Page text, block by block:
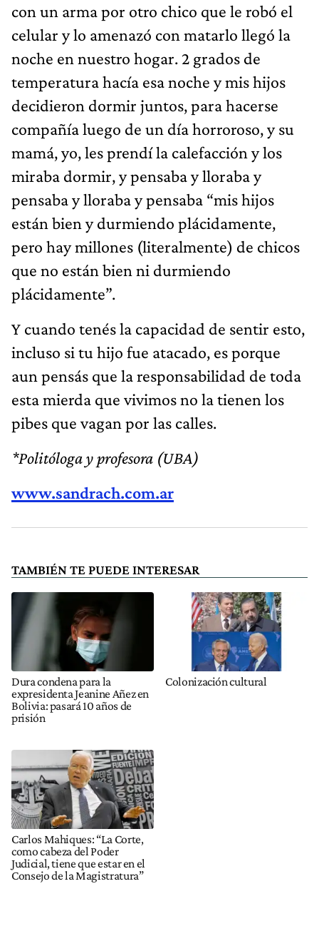
con un arma por otro chico que le robó el
celular y lo amenazó con matarlo llegó la
noche en nuestro hogar. 2 grados de
temperatura hacía esa noche y mis hijos
decidieron dormir juntos, para hacerse
compañía luego de un día horroroso, y su
mamá, yo, les prendí la calefacción y los
miraba dormir, y pensaba y lloraba y
pensaba y lloraba y pensaba “mis hijos
están bien y durmiendo plácidamente,
pero hay millones (literalmente) de chicos
que no están bien ni durmiendo
plácidamente”.
Y cuando tenés la capacidad de sentir esto,
incluso si tu hijo fue atacado, es porque
aun pensás que la responsabilidad de toda
esta mierda que vivimos no la tienen los
pibes que vagan por las calles.
*Politóloga y profesora (UBA)
www.sandrach.com.ar
TAMBIÉN TE PUEDE INTERESAR
Dura condena para la
expresidenta Jeanine Añez en
Bolivia: pasará 10 años de
prisión
Colonización cultural
Carlos Mahiques: “La Corte,
como cabeza del Poder
Judicial, tiene que estar en el
Consejo de la Magistratura”